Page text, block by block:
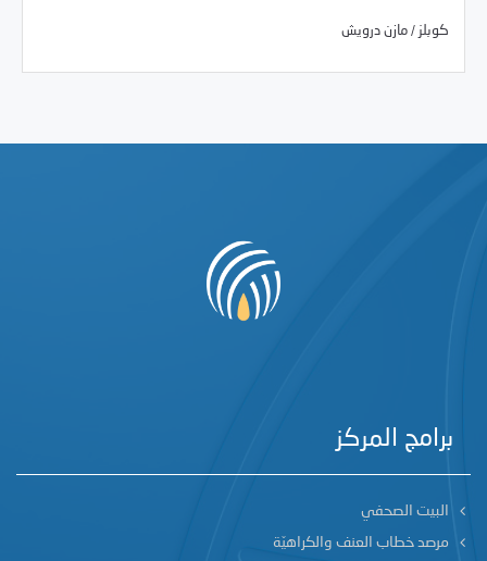
كوبلز / مازن درويش
برامج المركز
البيت الصحفي
مرصد خطاب العنف والكراهيّة